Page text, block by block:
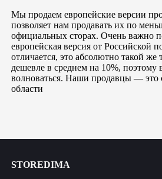
Мы продаем европейские версии
позволяет нам продавать их по
официальных сторах. Очень важно
европейская версия от Российской
отличается, это абсолютно такой же
дешевле в среднем на 10%, поэтому
волноваться. Наши продавцы — это
области
STOREDIMA